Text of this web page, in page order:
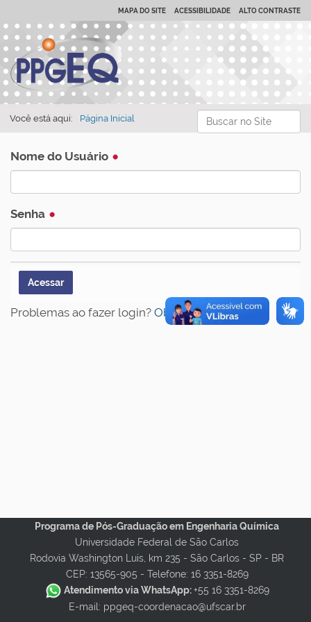
Busca
MAPA DO SITE ACESSIBILIDADE ALTO CONTRASTE
Você está aqui: Página Inicial
Nome do Usuário
Senha
Problemas ao fazer login? Obter ajuda.
Programa de Pós-Graduação em Engenharia Química
Universidade Federal de São Carlos
Rodovia Washington Luis, km 235 - São Carlos - SP - BR
CEP: 13565-905 - Telefone: 16 3351-8269
Atendimento via WhatsApp:+55 16 3351-8269
E-mail: ppgeq-coordenacao@ufscar.br